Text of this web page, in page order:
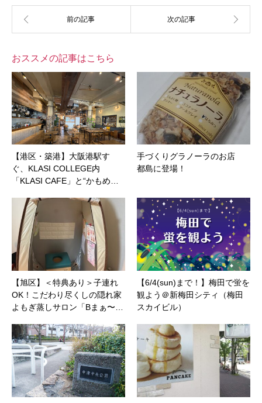
おススメの記事はこちら
【港区・築港】大阪港駅す
ぐ、KLASI COLLEGE内
「KLASI CAFE」と“かもめ…
手づくりグラノーラのお店
都島に登場！
【旭区】＜特典あり＞子連れ
OK！こだわり尽くしの隠れ家
よもぎ蒸しサロン「Bまぁ〜…
【6/4(sun)まで！】梅田で蛍を
観よう＠新梅田シティ（梅田
スカイビル）